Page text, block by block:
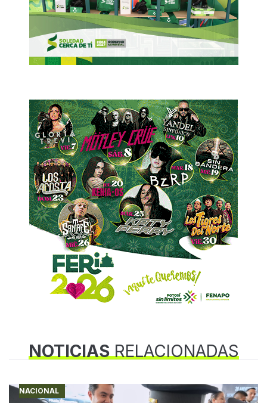
NOTICIASRELACIONADAS
NACIONAL